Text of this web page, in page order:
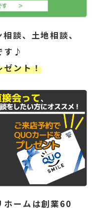
談、土地相談、
す♪
ゼント！
ホームは創業60